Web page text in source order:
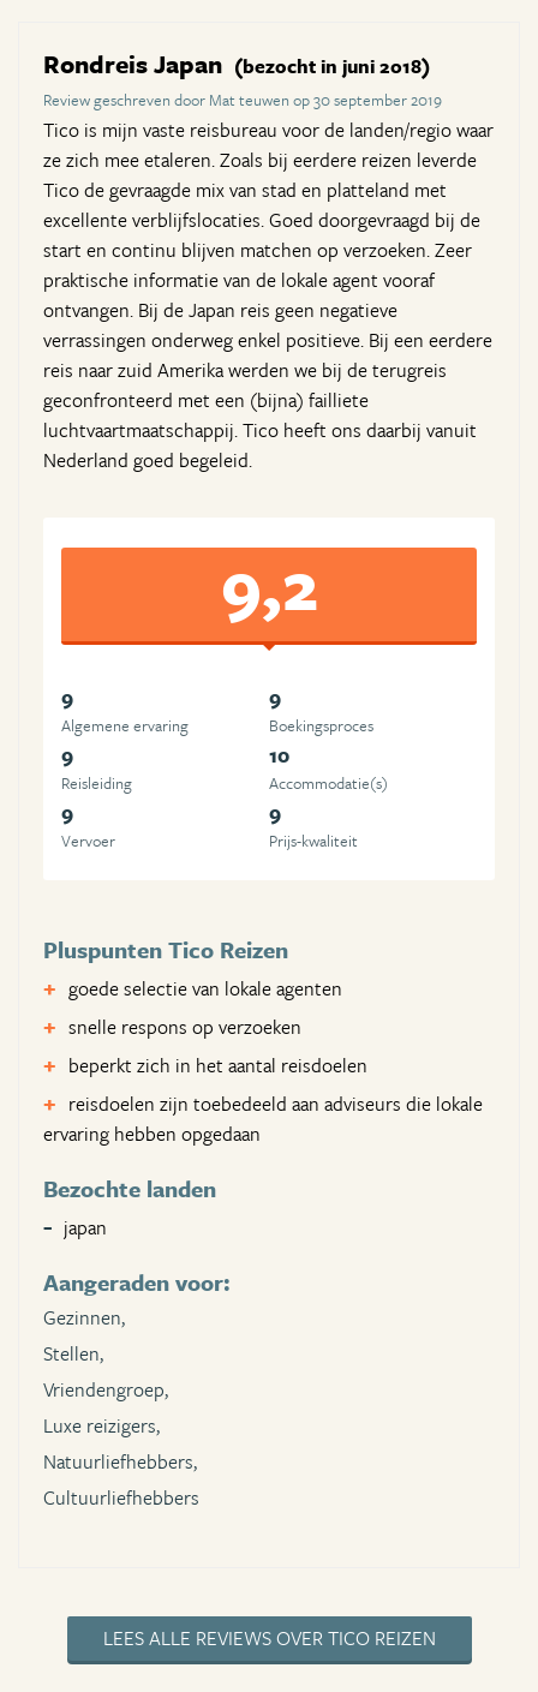
Rondreis Japan (bezocht in juni 2018)
Review geschreven door Mat teuwen op 30 september 2019
Tico is mijn vaste reisbureau voor de landen/regio waar
ze zich mee etaleren. Zoals bij eerdere reizen leverde
Tico de gevraagde mix van stad en platteland met
excellente verblijfslocaties. Goed doorgevraagd bij de
start en continu blijven matchen op verzoeken. Zeer
praktische informatie van de lokale agent vooraf
ontvangen. Bij de Japan reis geen negatieve
verrassingen onderweg enkel positieve. Bij een eerdere
reis naar zuid Amerika werden we bij de terugreis
geconfronteerd met een (bijna) failliete
luchtvaartmaatschappij. Tico heeft ons daarbij vanuit
Nederland goed begeleid.
9,2
9
Algemene ervaring
9
Boekingsproces
9
Reisleiding
10
Accommodatie(s)
9
Vervoer
9
Prijs-kwaliteit
Pluspunten Tico Reizen
goede selectie van lokale agenten
snelle respons op verzoeken
beperkt zich in het aantal reisdoelen
reisdoelen zijn toebedeeld aan adviseurs die lokale
ervaring hebben opgedaan
Bezochte landen
japan
Aangeraden voor:
Gezinnen,
Stellen,
Vriendengroep,
Luxe reizigers,
Natuurliefhebbers,
Cultuurliefhebbers
LEES ALLE REVIEWS OVER TICO REIZEN